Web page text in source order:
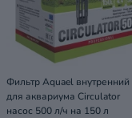
Фильтр Aquael внутренний
для аквариума Circulator
насос 500 л/ч на 150 л